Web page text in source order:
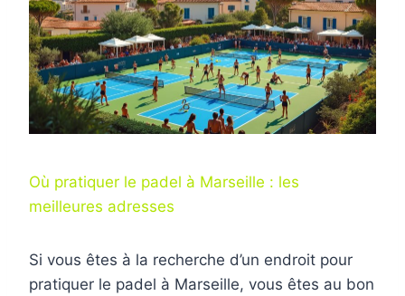
Où pratiquer le padel à Marseille : les
meilleures adresses
Si vous êtes à la recherche d’un endroit pour
pratiquer le padel à Marseille, vous êtes au bon